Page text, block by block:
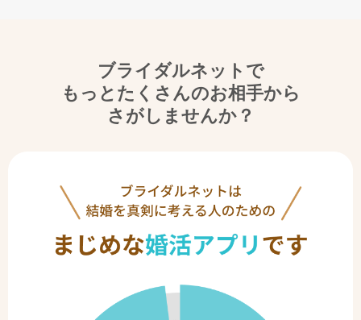
ブライダルネットで
もっとたくさんのお相手から
さがしませんか？